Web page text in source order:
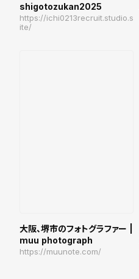
shigotozukan2025
https://ichi0213recruit.studio.s
ite/
大阪、堺市のフォトグラファー |
muu photograph
https://muunote.com/